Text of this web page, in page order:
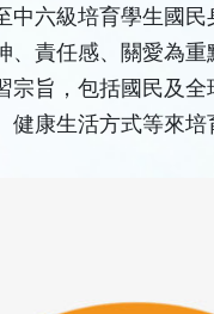
六級培育學生國
責任感、關愛為
旨，包括國民及
康生活方式等來培